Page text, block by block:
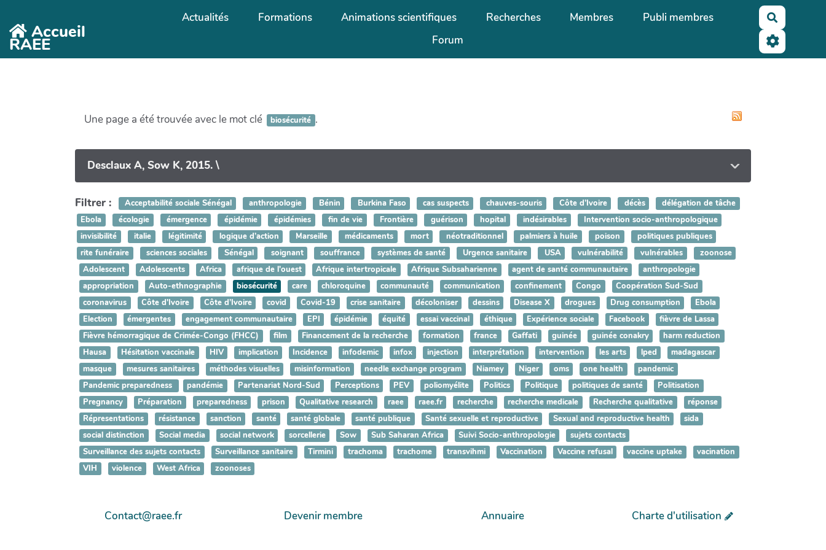
Accueil
RAEE
Actualités Formations Animations scientifiques Recherches Membres
Publi membres
Forum
Une page a été trouvée avec le mot clé biosécurité .
Desclaux A, Sow K, 2015. \
Filtrer : Acceptabilité sociale Sénégal anthropologie Bénin Burkina Faso cas suspects chauves-souris Côte d’Ivoire décès
délégation de tâche
Ebola
écologie émergence épidémie épidémies fin de vie Frontière guérison hopital indésirables
Intervention socio-anthropologique
invisibilité
italie légitimité logique d’action Marseille médicaments mort néotraditionnel palmiers à huile poison
politiques publiques
rite funéraire
sciences sociales Sénégal soignant souffrance systèmes de santé Urgence sanitaire USA vulnérabilité vulnérables
zoonose
Adolescent
Adolescents Africa afrique de l'ouest Afrique intertropicale Afrique Subsaharienne agent de santé communautaire
anthropologie
appropriation
Auto-ethnographie biosécurité care chloroquine communauté communication confinement Congo
Coopération Sud-Sud
coronavirus
Côte d'Ivoire Côte d’Ivoire covid Covid-19 crise sanitaire décoloniser dessins Disease X drogues Drug consumption
Ebola
Election
émergentes engagement communautaire EPI épidémie équité essai vaccinal éthique Expérience sociale Facebook
fièvre de Lassa
Fièvre hémorragique de Crimée-Congo (FHCC)
film Financement de la recherche formation france Gaffati guinée guinée conakry
harm reduction
Hausa
Hésitation vaccinale HIV implication Incidence infodemic infox injection interprétation intervention les arts lped
madagascar
masque
mesures sanitaires méthodes visuelles misinformation needle exchange program Niamey Niger oms one health
pandemic
Pandemic preparedness
pandémie Partenariat Nord-Sud Perceptions PEV poliomyélite Politics Politique politiques de santé
Politisation
Pregnancy
Préparation preparedness prison Qualitative research raee raee.fr recherche recherche medicale Recherche qualitative
réponse
Répresentations
résistance sanction santé santé globale santé publique Santé sexuelle et reproductive Sexual and reproductive health
sida
social distinction
Social media social network sorcellerie Sow Sub Saharan Africa Suivi Socio-anthropologie
sujets contacts
Surveillance des sujets contacts
Surveillance sanitaire Tirmini trachoma trachome transvihmi Vaccination Vaccine refusal vaccine uptake
vacination
VIH
violence West Africa zoonoses
Contact@raee.fr Devenir membre Annuaire Charte d'utilisation